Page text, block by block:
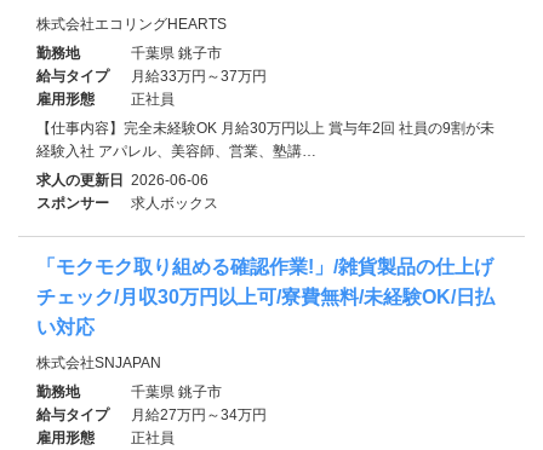
株式会社エコリングHEARTS
勤務地
千葉県 銚子市
給与タイプ
月給33万円～37万円
雇用形態
正社員
【仕事内容】完全未経験OK 月給30万円以上 賞与年2回 社員の9割が未
経験入社 アパレル、美容師、営業、塾講…
求人の更新日 2026-06-06
スポンサー
求人ボックス
「モクモク取り組める確認作業!」/雑貨製品の仕上げ
チェック/月収30万円以上可/寮費無料/未経験OK/日払
い対応
株式会社SNJAPAN
勤務地
千葉県 銚子市
給与タイプ
月給27万円～34万円
雇用形態
正社員